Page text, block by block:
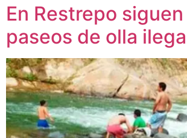
En Restrepo
paseos de olla